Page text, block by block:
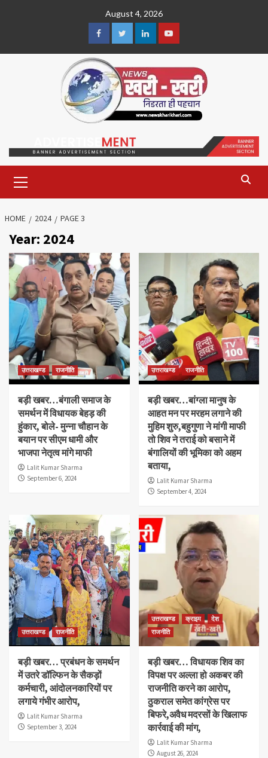
August 4, 2026
FacebookTwitterLinkedinYoutube
Menu
HOME 2024 PAGE 3
Year: 2024
उत्तराखण्ड राजनीति
बड़ी खबर…बंगाली समाज के
समर्थन में विधायक बेहड़ की
हुंकार, बोले- मुन्ना चौहान के
बयान पर सीएम धामी और
भाजपा नेतृत्व मांगे माफी
Lalit Kumar Sharma
September 6, 2024
उत्तराखण्ड राजनीति
बड़ी खबर…बांग्ला मानुष के
आहत मन पर मरहम लगाने की
मुहिम शुरु,बहुगुणा ने मांगी माफी
तो शिव ने तराई को बसाने में
बंगालियों की भूमिका को अहम
बताया,
Lalit Kumar Sharma
September 4, 2024
उत्तराखण्ड राजनीति
बड़ी खबर… प्रबंधन के समर्थन
में उतरे डॉल्फिन के सैकड़ों
कर्मचारी, आंदोलनकारियों पर
लगाये गंभीर आरोप,
Lalit Kumar Sharma
September 3, 2024
उत्तराखण्ड क्राइम
देश
राजनीति
बड़ी खबर… विधायक शिव का
विपक्ष पर अल्ला हो अकबर की
राजनीति करने का आरोप,
ठुकराल समेत कांग्रेस पर
बिफरे,अवैध मदरसों के खिलाफ
कार्रवाई की मांग,
Lalit Kumar Sharma
August 26, 2024